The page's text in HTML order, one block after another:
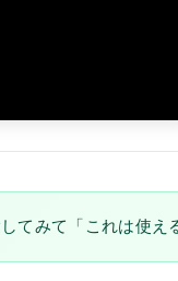
てみて「これは使え